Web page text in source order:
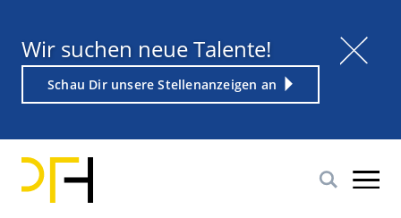
InhaltTitel
Wir suchen neue Talente!
Link
Schau Dir unsere Stellenanzeigen an